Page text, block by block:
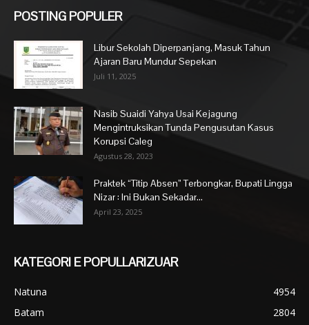
POSTING POPULER
Libur Sekolah Diperpanjang, Masuk Tahun
Ajaran Baru Mundur Sepekan
Juli 11, 2025
Nasib Suaidi Yahya Usai Kejagung
Mengintruksikan Tunda Pengusutan Kasus
Korupsi Caleg
Agustus 28, 2023
Praktek “Titip Absen” Terbongkar, Bupati Lingga
Nizar : Ini Bukan Sekadar...
April 23, 2025
KATEGORI E POPULLARIZUAR
Natuna
4954
Batam
2804